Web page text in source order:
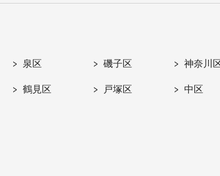
泉区 磯子区 神奈川
鶴見区 戸塚区 中区